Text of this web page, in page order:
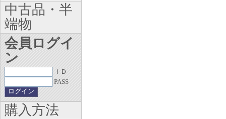
中古品・半
端物
会員ログイ
ン
ＩＤ
PASS
購入方法